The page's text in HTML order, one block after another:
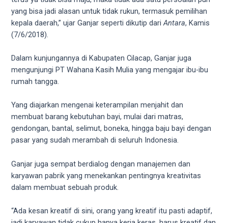
also
use
code
share
porn
videos
other
18Tube.tv
you’ll
find
yang bisa jadi alasan untuk tidak rukun, termasuk pemilihan
kepala daerah,” ujar Ganjar seperti dikutip dariAntara, Kamis
(7/6/2018).
Dalam kunjungannya di Kabupaten Cilacap, Ganjar juga
mengunjungi PT Wahana Kasih Mulia yang mengajar ibu-ibu
rumah tangga.
Yang diajarkan mengenai keterampilan menjahit dan
membuat barang kebutuhan bayi, mulai dari matras,
gendongan, bantal, selimut, boneka, hingga baju bayi dengan
pasar yang sudah merambah di seluruh Indonesia.
Ganjar juga sempat berdialog dengan manajemen dan
karyawan pabrik yang menekankan pentingnya kreativitas
dalam membuat sebuah produk.
“Ada kesan kreatif di sini, orang yang kreatif itu pasti adaptif,